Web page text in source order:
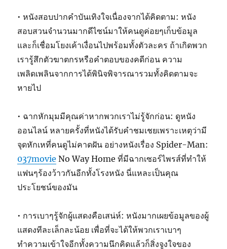
• หนังสอบปากคำบันเทิงใจเนื่องจากได้คิดตาม: หนัง
สอบสวนจำนวนมากดีไซน์มาให้คนดูค่อยๆเก็บข้อมูล
และก็เชื่อมโยงเค้าเงื่อนไปพร้อมทั้งตัวละคร ถ้าเกิดพวก
เรารู้สึกตัวฆาตกรหรือคำตอบของคดีก่อน ความ
เพลิดเพลินจากการได้พินิจพิจารณารวมทั้งคิดตามจะ
หายไป
• ฉากหักมุมมีคุณค่าหากพวกเราไม่รู้จักก่อน: ดูหนัง
ออนไลน์ หลายครั้งที่หนังได้รับคำชมเชยเพราะเหตุว่ามี
จุดหักเหที่คนดูไม่คาดฝัน อย่างหนังเรื่อง Spider-Man:
037movie No Way Home ที่มีฉากเซอร์ไพรส์ที่ทำให้
แฟนๆร้องว้าวกันอีกทั้งโรงหนัง นี่แหละเป็นคุณ
ประโยชน์ของมัน
• การเบาๆรู้จักผู้แสดงคือเสน่ห์: หนังมากเผยข้อมูลของผู้
แสดงทีละเล็กละน้อย เพื่อที่จะได้ให้พวกเราเบาๆ
ทำความเข้าใจอีกทั้งความนึกคิดแล้วก็สิ่งจูงใจของ